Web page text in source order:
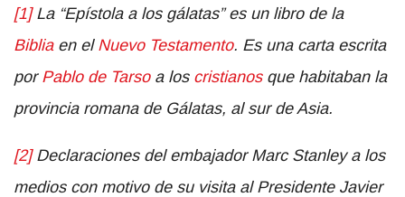
[1]La “Epístola a los gálatas” es un libro de la
Bibliaen el Nuevo Testamento. Es una carta escrita
por Pablo de Tarsoa los cristianosque habitaban la
provincia romana de Gálatas, al sur de Asia.
[2]Declaraciones del embajador Marc Stanley a los
medios con motivo de su visita al Presidente Javier